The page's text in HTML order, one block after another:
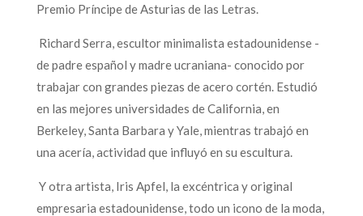
Premio Príncipe de Asturias de las Letras.
Richard Serra, escultor minimalista estadounidense -
de padre español y madre ucraniana- conocido por
trabajar con grandes piezas de acero cortén. Estudió
en las mejores universidades de California, en
Berkeley, Santa Barbara y Yale, mientras trabajó en
una acería, actividad que influyó en su escultura.
Y otra artista, Iris Apfel, la excéntrica y original
empresaria estadounidense, todo un icono de la moda,